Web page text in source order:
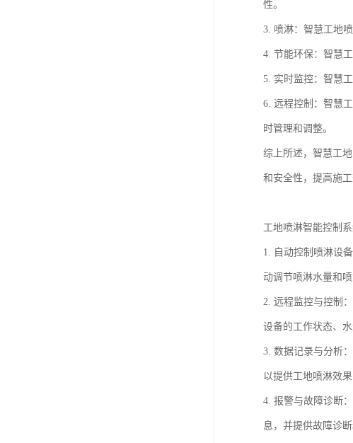
性。
3. 喷淋：智慧工地
4. 节能环保：智慧
5. 实时监控：智慧
6. 远程控制：智慧
时管理和调整。
综上所述，智慧工
和安全性，提高施
工地喷淋智能控制
1. 自动控制喷淋设
动调节喷淋水量和
2. 远程监控与控制
设备的工作状态、
3. 数据记录与分析
以提供工地喷淋效
4. 报警与故障诊断
息，并提供故障诊